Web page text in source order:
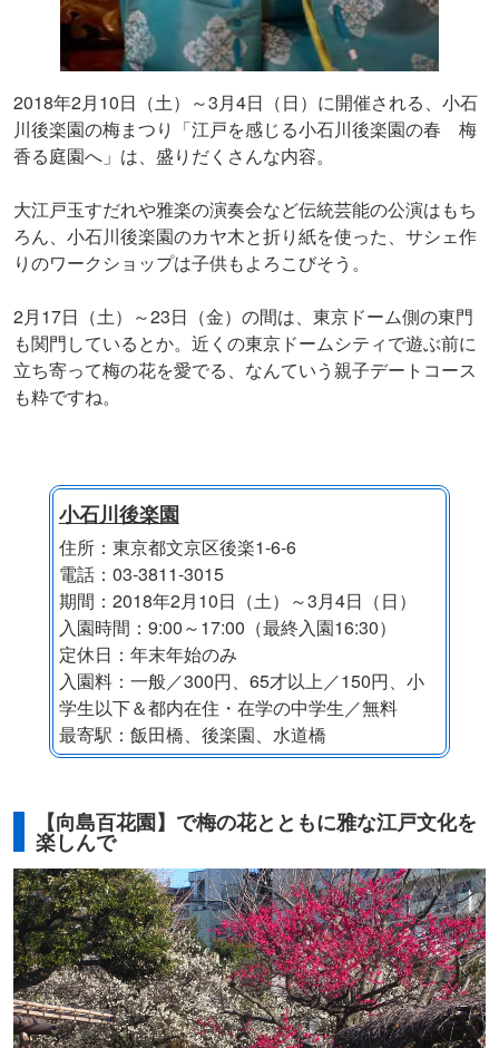
2018年2月10日（土）～3月4日（日）に開催される、小石
川後楽園の梅まつり「江戸を感じる小石川後楽園の春 梅
香る庭園へ」は、盛りだくさんな内容。
大江戸玉すだれや雅楽の演奏会など伝統芸能の公演はもち
ろん、小石川後楽園のカヤ木と折り紙を使った、サシェ作
りのワークショップは子供もよろこびそう。
2月17日（土）～23日（金）の間は、東京ドーム側の東門
も関門しているとか。近くの東京ドームシティで遊ぶ前に
立ち寄って梅の花を愛でる、なんていう親子デートコース
も粋ですね。
小石川後楽園
住所：東京都文京区後楽1-6-6
電話：03-3811-3015
期間：2018年2月10日（土）～3月4日（日）
入園時間：9:00～17:00（最終入園16:30）
定休日：年末年始のみ
入園料：一般／300円、65才以上／150円、小
学生以下＆都内在住・在学の中学生／無料
最寄駅：飯田橋、後楽園、水道橋
【向島百花園】で梅の花とともに雅な江戸文化を
楽しんで